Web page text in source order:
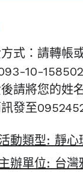
式：請轉帳
10-
請將您的姓
發至
動類型: 靜心
辦單位: 台